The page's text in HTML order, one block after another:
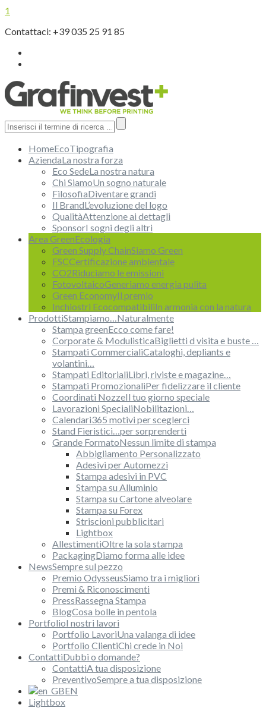
1
Contattaci: +39 035 25 91 85
HomeEcoTipografia
AziendaLa nostra forza
Eco SedeLa nostra natura
Chi SiamoUn sogno naturale
FilosofiaDiventare grandi
Il BrandL’evoluzione del logo
QualitàAttenzione ai dettagli
SponsorI sogni degli altri
Area GreenEcologia
Green Supply ChainSiamo Green
FSCCertificazione ambientale
CO2Riduciamo le emissioni
FotovoltaicoGeneriamo energia pulita
Green EconomyIl premio
Inchiostri EcocompatibiliIn armonia con la natura
ProdottiStampiamo…Naturalmente
Stampa greenEcco come fare!
Corporate & ModulisticaBiglietti d visita e buste …
Stampati CommercialiCataloghi, depliants e
volantini…
Stampati EditorialiLibri, riviste e magazine…
Stampati PromozionaliPer fidelizzare il cliente
Coordinati NozzeIl tuo giorno speciale
Lavorazioni SpecialiNobilitazioni…
Calendari365 motivi per sceglerci
Stand Fieristici…per sorprenderti
Grande FormatoNessun limite di stampa
Abbigliamento Personalizzato
Adesivi per Automezzi
Stampa adesivi in PVC
Stampa su Alluminio
Stampa su Cartone alveolare
Stampa su Forex
Striscioni pubblicitari
Lightbox
AllestimentiOltre la sola stampa
PackagingDiamo forma alle idee
NewsSempre sul pezzo
Premio OdysseusSiamo tra i migliori
Premi & Riconoscimenti
PressRassegna Stampa
BlogCosa bolle in pentola
PortfolioI nostri lavori
Portfolio LavoriUna valanga di idee
Portfolio ClientiChi crede in Noi
ContattiDubbi o domande?
ContattiA tua disposizione
PreventivoSempre a tua disposizione
EN
Lightbox